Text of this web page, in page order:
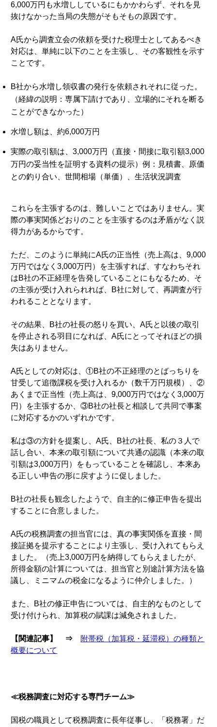
6,000万円も水増ししているにもかかわらず、それを見
抜けなかった当局の失態がそもそもの原因です。
A氏から調査立会の依頼を受けた税理士としてあるべき
対応は、単純に以下のことを主張し、その客観性を示す
ことです。
B社から水増し領収書の発行を依頼されそれに従った。
（経緯の説明：専属下請けであり、立場的にそれを断る
ことができなかった）
水増し額は、約6,000万円
実際の取引額は、3,000万円（直接・間接に取引額3,000
万円の妥当性を証明する資料の提示）例：見積書、原価
との釣り合い、世間相場（単価）、生活状況調査
これらを主張するのは、難しいことではありません。実
際の事実関係どおりのことを主張するのは矛盾がなく説
得力があるからです。
ただ、このように単純にA氏の正当性（売上高は、9,000
万円ではなく3,000万円）を主張すれば、すなわちそれ
はB社の不正経理を告発していることにもなるため、そ
の主張が受け入れられれば、B社に対して、再調査が行
われることとなります。
その結果、B社の社長の怒りを買い、A氏と以後の取引
を停止される羽目になれば、A氏にとってそれほどの損
失はありません。
A氏としての対応は、①B社の不正経理のとばっちりを
甘受して追徴課税を受け入れるか（数千万円規模）、②
あくまで正当性（売上高は、9,000万円ではなく3,000万
円）を主張するか、③B社の社長と相談して共同で事案
に対応するかのいずれかです。
私は③の方針を提案し、A氏、B社の社長、私の３人で
話し合い、本来の取引額について共通の認識（本来の取
引額は3,000万円）をもっていることを確認し、本来あ
る正しい申告の形に戻すように促しました。
B社の社長も観念したようで、自主的に修正申告を提出
することに合意しました。
A氏の税務調査の担当官には、真の事実関係を直接・間
接証拠を提示することにより主張し、受け入れてもらえ
ました。（売上3,000万円を納得してもらえましたが、
所得金額の計算については、担当官と別途計算方法を協
議し、ミニマムの税金になるように仲介しました。）
また、B社の修正申告については、自主的なものとして
受け付けられ、加算税の賦課は減免されました。
【関連記事】 ⇒
附帯税（加算税・延滞税）の種類と
概要について
≪税務調査に対応する専門チーム≫
国税の職員として税務調査に長年従事し、「税務署」だ